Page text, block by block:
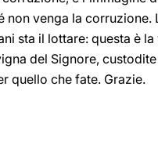
venga la corruzione.
sta il lottare: questa è
del Signore,
quello che fate. Grazie.